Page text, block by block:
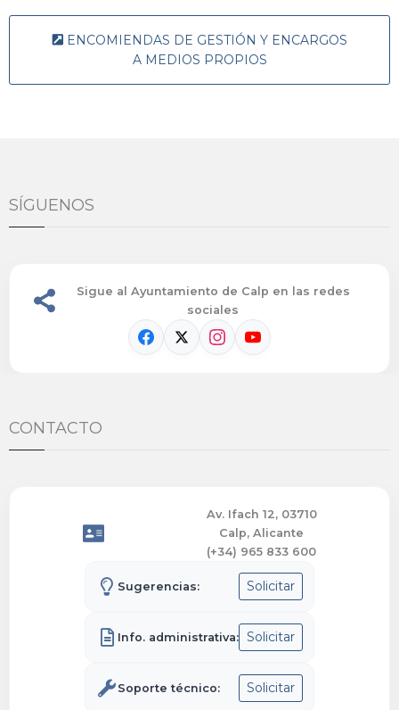
ENCOMIENDAS DE GESTIÓN Y ENCARGOS
A MEDIOS PROPIOS
SÍGUENOS
Sigue al Ayuntamiento de Calp en las redes
sociales
CONTACTO
Av. Ifach 12, 03710
Calp, Alicante
(+34) 965 833 600
Sugerencias: Solicitar
Info. administrativa: Solicitar
Soporte técnico: Solicitar